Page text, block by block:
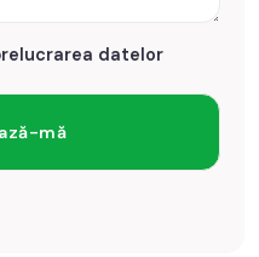
datelor